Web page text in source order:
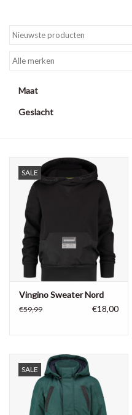
Maat
Geslacht
SALE
Vingino Sweater Nord
€59,99 €18,00
SALE